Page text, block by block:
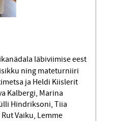
läbiviimise eest
ning mateturniiri
ja Heldi Kiislerit
Kalbergi, Marina
Hindriksoni, Tiia
Vaiku, Lemme